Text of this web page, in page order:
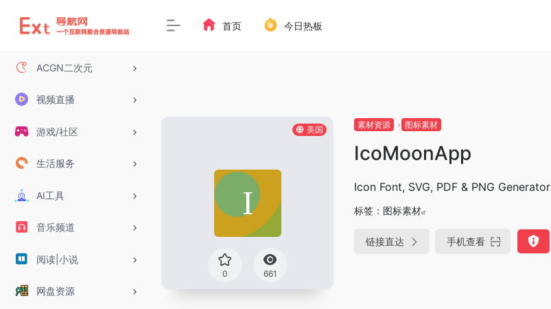
ACGN二次元
视频直播
游戏/社区
生活服务
AI工具
音乐频道
阅读|小说
网盘资源
首页 今日热板
美国
0 661
素材资源 图标素材
IcoMoonApp
Icon Font, SVG, PDF & PNG Generator
标签： 图标素材
链接直达 手机查看